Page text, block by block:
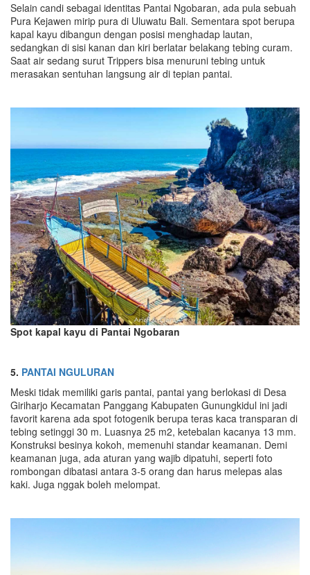
Selain candi sebagai identitas Pantai Ngobaran, ada pula sebuah
Pura Kejawen mirip pura di Uluwatu Bali. Sementara spot berupa
kapal kayu dibangun dengan posisi menghadap lautan,
sedangkan di sisi kanan dan kiri berlatar belakang tebing curam.
Saat air sedang surut Trippers bisa menuruni tebing untuk
merasakan sentuhan langsung air di tepian pantai.
Spot kapal kayu di Pantai Ngobaran
5. PANTAI NGULURAN
Meski tidak memiliki garis pantai, pantai yang berlokasi di Desa
Giriharjo Kecamatan Panggang Kabupaten Gunungkidul ini jadi
favorit karena ada spot fotogenik berupa teras kaca transparan di
tebing setinggi 30 m. Luasnya 25 m2, ketebalan kacanya 13 mm.
Konstruksi besinya kokoh, memenuhi standar keamanan. Demi
keamanan juga, ada aturan yang wajib dipatuhi, seperti foto
rombongan dibatasi antara 3-5 orang dan harus melepas alas
kaki. Juga nggak boleh melompat.